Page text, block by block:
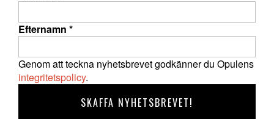
Efternamn *
Genom att teckna nyhetsbrevet godkänner du Opulens
integritetspolicy.